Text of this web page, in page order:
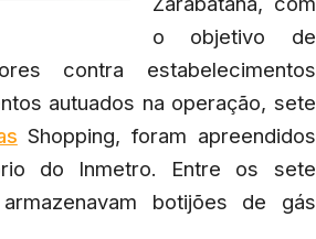
o objetivo de
contra estabelecimentos
autuados na operação, sete
Shopping, foram apreendidos
do Inmetro. Entre os sete
botijões de gás